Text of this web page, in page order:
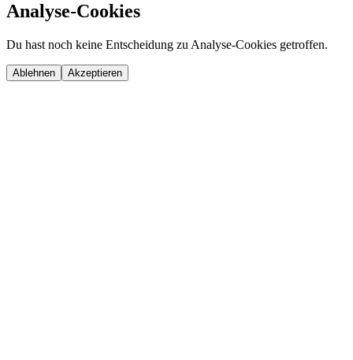
Analyse-Cookies
Du hast noch keine Entscheidung zu Analyse-Cookies getroffen.
Ablehnen Akzeptieren